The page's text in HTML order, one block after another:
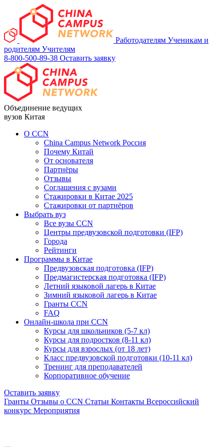
Работодателям Ученикам и
родителям Учителям
8-800-500-89-38 Оставить заявку
Объединение ведущих
вузов Китая
О ССN
China Campus Network Россия
Почему Китай
От основателя
Партнёры
Отзывы
Соглашения с вузами
Стажировки в Китае 2025
Стажировки от партнёров
Выбрать вуз
Все вузы CCN
Центры предвузовской подготовки (IFP)
Города
Рейтинги
Программы в Китае
Предвузовская подготовка (IFP)
Предмагистерская подготовка (IFP)
Летний языковой лагерь в Китае
Зимний языковой лагерь в Китае
Гранты CCN
FAQ
Онлайн-школа при CCN
Курсы для школьников (5-7 кл)
Курсы для подростков (8-11 кл)
Курсы для взрослых (от 18 лет)
Класс предвузовской подготовки (10-11 кл)
Тренинг для преподавателей
Корпоративное обучение
Оставить заявку
Гранты Отзывы о CCN Статьи Контакты Всероссийский
конкурс Мероприятия